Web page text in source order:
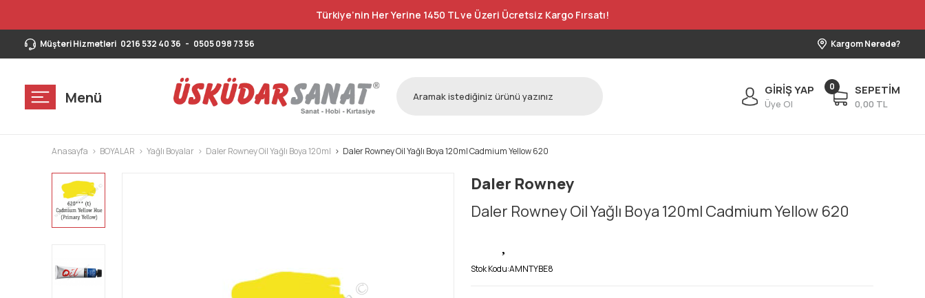
Türkiye’nin Her Yerine 1450 TL ve Üzeri Ücretsiz Kargo Fırsatı!
Müşteri Hizmetleri 0216 532 40 36 - 0505 098 73 56 Kargom Nerede?
Menü GİRİŞ YAP
Üye Ol
SEPETİM
0,00 TL
0
Anasayfa BOYALAR Yağlı Boyalar Daler Rowney Oil Yağlı Boya 120ml Daler Rowney Oil Yağlı Boya 120ml Cadmium Yellow 620
Daler Rowney
Daler Rowney Oil Yağlı Boya 120ml Cadmium Yellow 620
Stok Kodu:AMNTYBE8